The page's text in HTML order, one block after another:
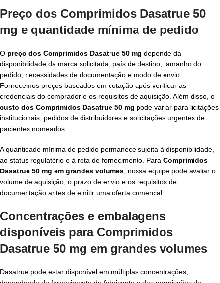
Preço dos Comprimidos Dasatrue 50
mg e quantidade mínima de pedido
O preço dos Comprimidos Dasatrue 50 mg depende da
disponibilidade da marca solicitada, país de destino, tamanho do
pedido, necessidades de documentação e modo de envio.
Fornecemos preços baseados em cotação após verificar as
credenciais do comprador e os requisitos de aquisição. Além disso, o
custo dos Comprimidos Dasatrue 50 mg pode variar para licitações
institucionais, pedidos de distribuidores e solicitações urgentes de
pacientes nomeados.
A quantidade mínima de pedido permanece sujeita à disponibilidade,
ao status regulatório e à rota de fornecimento. Para Comprimidos
Dasatrue 50 mg em grandes volumes , nossa equipe pode avaliar o
volume de aquisição, o prazo de envio e os requisitos de
documentação antes de emitir uma oferta comercial.
Concentrações e embalagens
disponíveis para Comprimidos
Dasatrue 50 mg em grandes volumes
Dasatrue pode estar disponível em múltiplas concentrações,